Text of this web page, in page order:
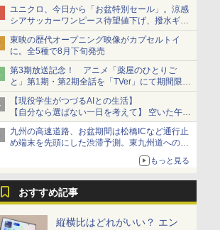
ユニクロ、今日から「お盆特別セール」。涼感
シアサッカーワンピース待望値下げ、撥水ギア
ショーツは1990円に
東映の歴代オープニング映像がカプセルトイ
に。全5種で8月下旬発売
第3期放送記念！ アニメ「薬屋のひとりご
と」第1期・第2期全話を「TVer」にて期間限定
で順次無料配信開始
【現役学生がつづるAIとの生活】
【自分なら選ばない一日を考えて】 空いた午後
をチャッピーに捧げたら、思わぬ絶景に出会っ
た話
九州の高速道路、お盆期間は松橋ICなど通行止
め端末を先頭にした渋滞予測。東九州道への迂
もっと見る
おすすめ記事
縦横比はどれがいい？ エン